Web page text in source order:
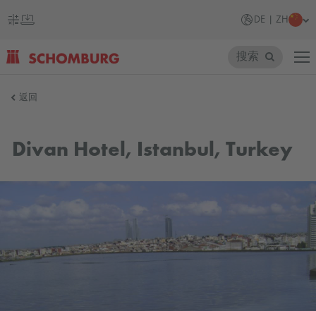
DE | ZH
国
搜索
返回
Divan Hotel, Istanbul, Turkey